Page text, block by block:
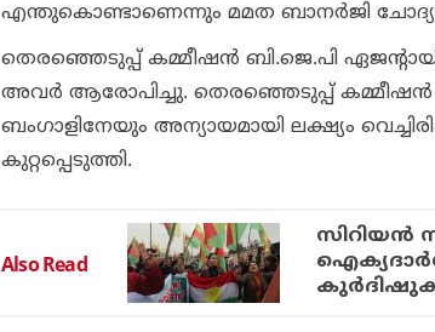
എന്തുകൊണ്ടാണെന്നും മമത ബാനര്‍ജി
തെരഞ്ഞെടുപ്പ് കമ്മീഷന്‍ ബി.ജെ.പി
അവര്‍ ആരോപിച്ചു. തെരഞ്ഞെടുപ്പ്
ബംഗാളിനേയും അന്യായമായി ലക്ഷ്യം
കുറ്റപ്പെടുത്തി.
Also Read
സിറിയൻ